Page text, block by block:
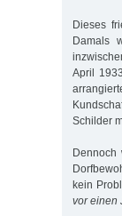
Dieses
Damals
April
Schilder
Dennoch
kein
vor einen